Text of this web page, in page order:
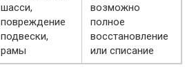
шасси,
повреждение
подвески,
рамы
возможно
полное
восстановление
или списание